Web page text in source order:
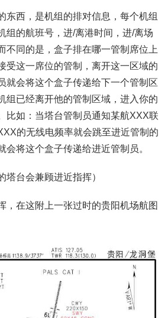
东西，是机组的排对信息，每个机组
组的航班号，进/离港时间，进/离场
不同的是，盒子排在哪一管制席位上
受这一席位的管制，离开这一区域的
就会将这个盒子传递给下一个管制区
组已经离开他的管制区域，进入你的
比如：当塔台管制员通知某航XXX联
的无线电频率就会跳至进近管制的
会将这个盒子传递给进近管制员。
塔台会兼顾进近指挥）
，在这附上一张过时的贵阳机场航图